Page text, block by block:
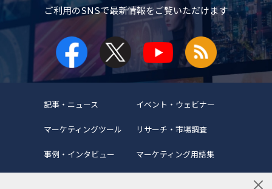
ご利用のSNSで最新情報をご覧いただけます
記事・ニュース イベント・ウェビナー
マーケティングツール リサーチ・市場調査
事例・インタビュー マーケティング用語集